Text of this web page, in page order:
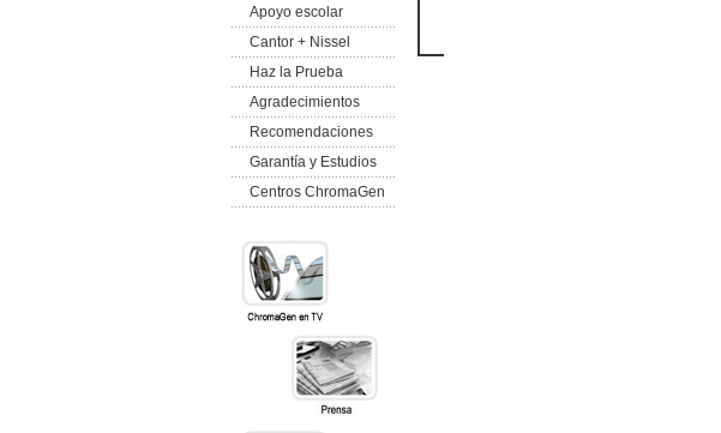
Apoyo escolar
Cantor + Nissel
Haz la Prueba
Agradecimientos
Recomendaciones
Garantía y Estudios
Centros ChromaGen